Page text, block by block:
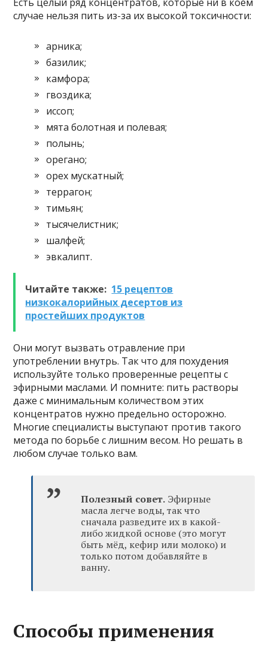
случае нельзя пить из-за их высокой токсичности:
арника;
базилик;
камфора;
гвоздика;
иссоп;
мята болотная и полевая;
полынь;
орегано;
орех мускатный;
террагон;
тимьян;
тысячелистник;
шалфей;
эвкалипт.
Читайте также: 15 рецептов
низкокалорийных десертов из
простейших продуктов
Они могут вызвать отравление при
употреблении внутрь. Так что для похудения
используйте только проверенные рецепты с
эфирными маслами. И помните: пить растворы
даже с минимальным количеством этих
концентратов нужно предельно осторожно.
Многие специалисты выступают против такого
метода по борьбе с лишним весом. Но решать в
любом случае только вам.
Полезный совет. Эфирные
масла легче воды, так что
сначала разведите их в какой-
либо жидкой основе (это могут
быть мёд, кефир или молоко) и
только потом добавляйте в
ванну.
Способы применения